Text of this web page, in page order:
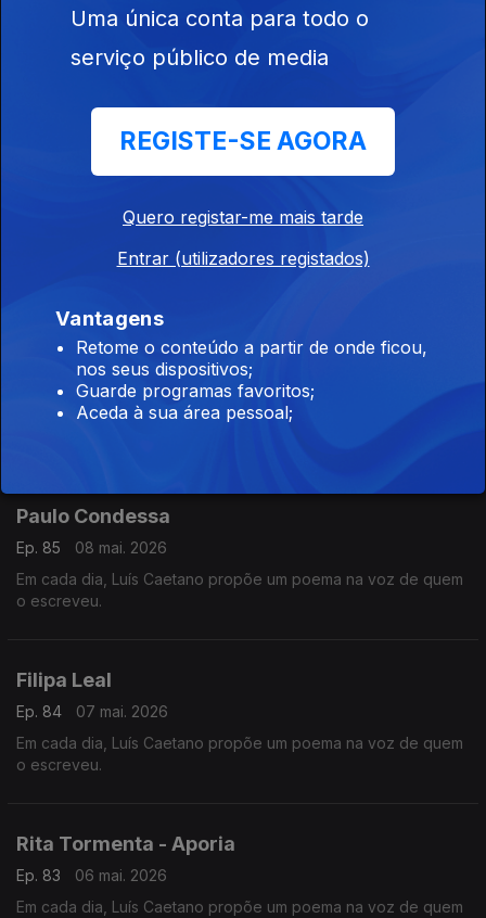
13 mai. 2026
Em cada dia, Luís Caetano propõe um poema na voz de quem
12 mai. 2026
Em cada dia, Luís Caetano propõe um poema na voz de quem
Manuel Alegre, 90 anos. Poema: Chegar aqui
11 mai. 2026
Em cada dia, Luís Caetano propõe um poema na voz de quem
Paulo Condessa
Ep. 85
08 mai. 2026
Em cada dia, Luís Caetano propõe um poema na voz de quem
o escreveu.
Filipa Leal
Ep. 84
07 mai. 2026
Em cada dia, Luís Caetano propõe um poema na voz de quem
o escreveu.
Rita Tormenta - Aporia
Ep. 83
06 mai. 2026
Em cada dia, Luís Caetano propõe um poema na voz de quem
Uma única conta para todo o
serviço público de media
REGISTE-SE AGORA
Quero registar-me mais tarde
Entrar (utilizadores registados)
Vantagens
Retome o conteúdo a partir de onde ficou,
nos seus dispositivos;
Guarde programas favoritos;
Aceda à sua área pessoal;